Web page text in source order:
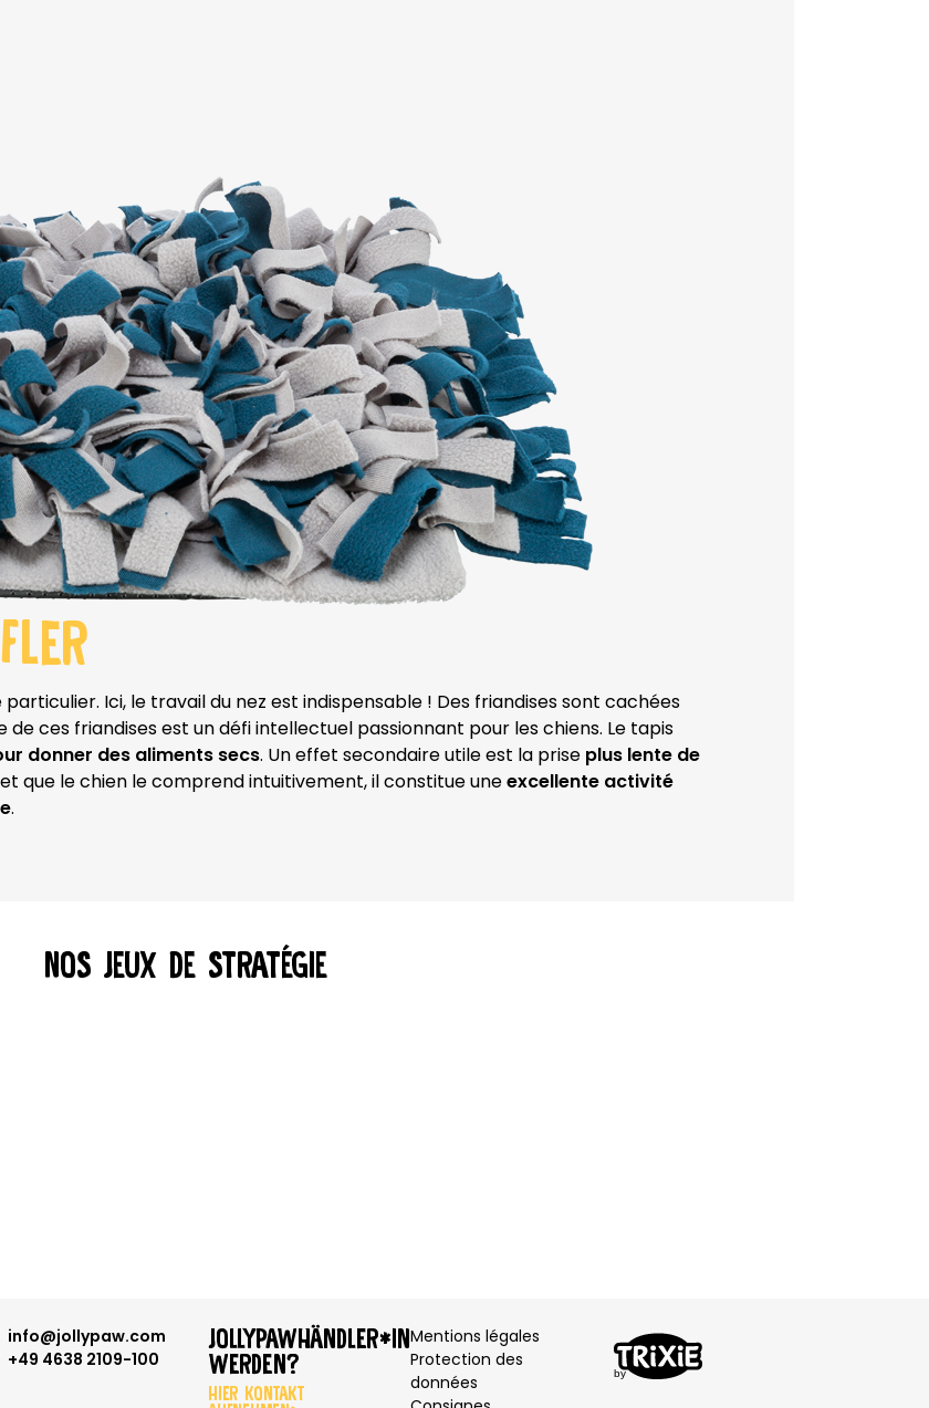
Ici, le travail du nez est indispensable ! Des friandises sont cachées
ces friandises est un défi intellectuel passionnant pour les chiens. Le tapis
donner des aliments secs. Un effet secondaire utile est la prise plus lente de
que le chien le comprend intuitivement, il constitue uneexcellente activité
.
NOS JEUX DE STRATÉGIE
info@jollypaw.com
+49 4638 2109-100
JOLLYPAWHÄNDLER*IN
WERDEN?
HIER KONTAKT
Mentions légales
Protection des
données